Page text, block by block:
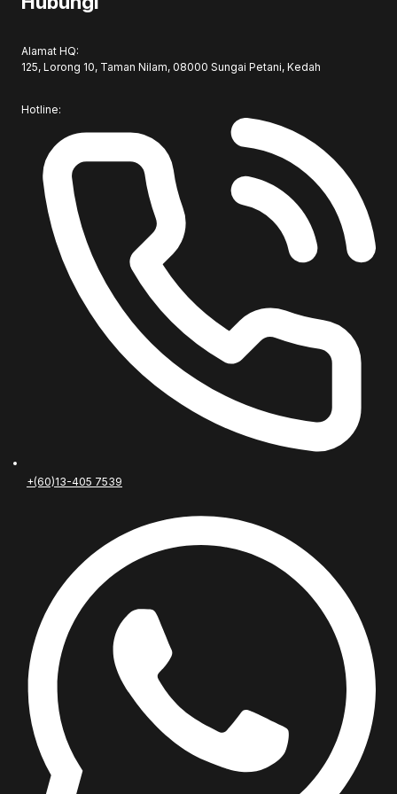
Alamat HQ:
125, Lorong 10, Taman Nilam, 08000 Sungai Petani, Kedah
Hotline:
+(60)13-405 7539